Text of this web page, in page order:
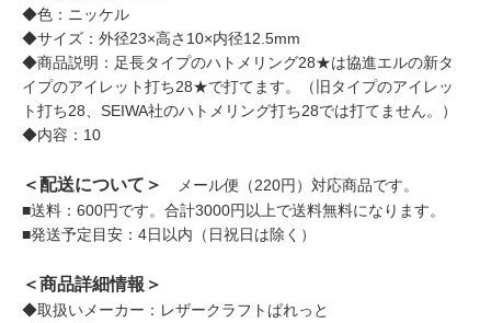
◆色：ニッケル
◆サイズ：外径23×高さ10×内径12.5mm
◆商品説明：足長タイプのハトメリング28★は協進エルの新タ
イプのアイレット打ち28★で打てます。（旧タイプのアイレッ
ト打ち28、SEIWA社のハトメリング打ち28では打てません。）
◆内容：10
＜配送について＞
メール便（220円）対応商品です。
■送料：600円です。合計3000円以上で送料無料になります。
■発送予定目安：4日以内（日祝日は除く）
＜商品詳細情報＞
◆取扱いメーカー：レザークラフトぱれっと